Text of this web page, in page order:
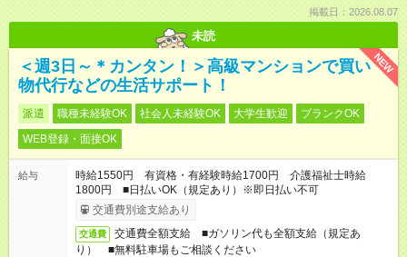
掲載日：2026.08.07
未読
NEW
＜週3日～＊カンタン！＞高級マンションで買い
物代行などの生活サポート！
派遣 職種未経験OK 社会人未経験OK 大学生歓迎
ブランクOK
WEB登録・面接OK
給与
時給1550円 有資格・有経験時給1700円 介護福祉士時給
1800円 ■日払いOK（規定あり）※即日払い不可
交通費別途支給あり
交通費
交通費全額支給 ■ガソリン代も全額支給（規定あ
り） ■無料駐車場もご相談ください